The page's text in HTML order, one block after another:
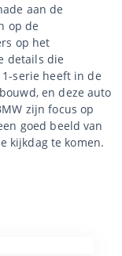
aan de
op de
op het
details die
serie heeft in de
en deze auto
zijn focus op
goed beeld van
kijkdag te komen.